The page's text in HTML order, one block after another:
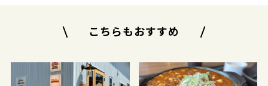
こちらもおすすめ